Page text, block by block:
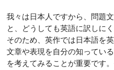
我々は日本人ですから、問題
と、どうしても英語に訳しに
そのため、英作では日本語を
文章や表現を自分の知ってい
を考えてみることが重要です